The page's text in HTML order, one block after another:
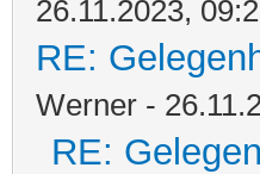
26.11.2023,
RE:
Werner -
RE: